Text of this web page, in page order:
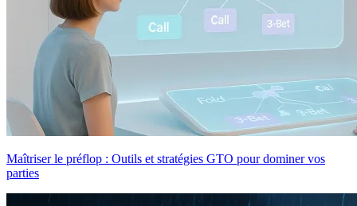
Maîtriser le préflop : Outils et stratégies GTO pour dominer vos
parties